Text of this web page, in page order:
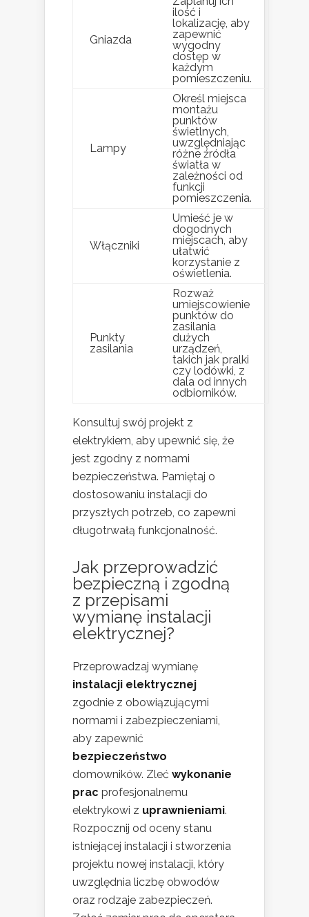
Gniazda
ilość i
lokalizację, aby
zapewnić
wygodny
dostęp w
każdym
pomieszczeniu.
Lampy
Określ miejsca
montażu
punktów
świetlnych,
uwzględniając
różne źródła
światła w
zależności od
funkcji
pomieszczenia.
Włączniki
Umieść je w
dogodnych
miejscach, aby
ułatwić
korzystanie z
oświetlenia.
Punkty
zasilania
Rozważ
umiejscowienie
punktów do
zasilania
dużych
urządzeń,
takich jak pralki
czy lodówki, z
dala od innych
odbiorników.
Konsultuj swój projekt z
elektrykiem, aby upewnić się, że
jest zgodny z normami
bezpieczeństwa. Pamiętaj o
dostosowaniu instalacji do
przyszłych potrzeb, co zapewni
długotrwałą funkcjonalność.
Jak przeprowadzić
bezpieczną i zgodną
z przepisami
wymianę instalacji
elektrycznej?
Przeprowadzaj wymianę
instalacji elektrycznej
zgodnie z obowiązującymi
normami i zabezpieczeniami,
aby zapewnić
bezpieczeństwo
domowników. Zleć wykonanie
prac profesjonalnemu
elektrykowi z uprawnieniami.
Rozpocznij od oceny stanu
istniejącej instalacji i stworzenia
projektu nowej instalacji, który
uwzględnia liczbę obwodów
oraz rodzaje zabezpieczeń.